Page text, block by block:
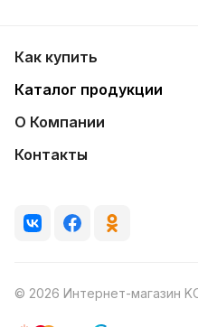
Как купить
Каталог продукции
О Компании
Контакты
© 2026 Интернет-магазин